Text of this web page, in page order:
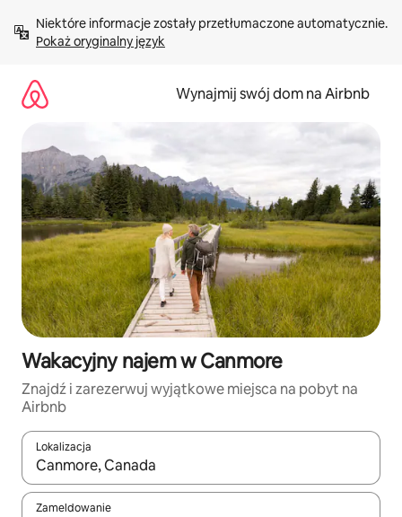
treści Pokaż oryginalny język
Wynajmij swój dom na Airbnb
Wakacyjny najem w Canmore
Znajdź i zarezerwuj wyjątkowe miejsca na pobyt na
Airbnb
Lokalizacja
Gdy wyniki będą dostępne, możesz poruszać się po nich za
Zameldowanie